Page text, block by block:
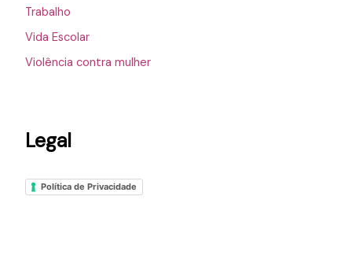
Trabalho
Vida Escolar
Violência contra mulher
Legal
Política de Privacidade